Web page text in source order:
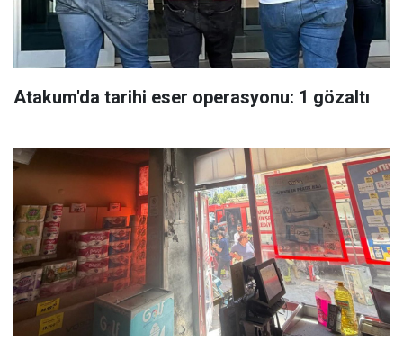
Atakum'da tarihi eser operasyonu: 1 gözaltı